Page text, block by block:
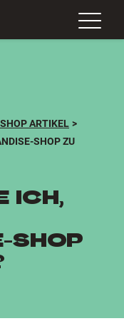
ARTIKEL
SHOP ZU
ICH,
SHOP